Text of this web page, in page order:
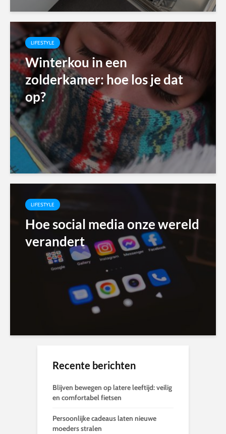
LIFESTYLE
Winterkou in een
zolderkamer: hoe los je dat
op?
LIFESTYLE
Hoe social media onze wereld
verandert
Recente berichten
Blijven bewegen op latere leeftijd: veilig
en comfortabel fietsen
Persoonlijke cadeaus laten nieuwe
moeders stralen